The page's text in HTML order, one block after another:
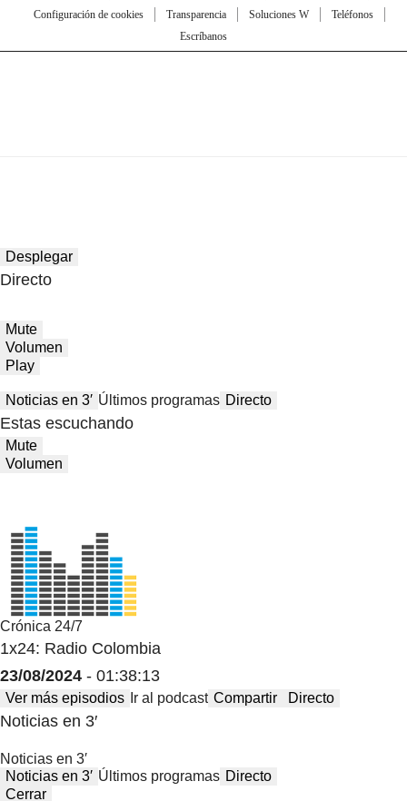
Configuración de cookies
Transparencia Soluciones W
Teléfonos
Escríbanos
Desplegar
Directo
Mute
Volumen
Play
Noticias en 3′ Últimos programas Directo
Estas escuchando
Mute
Volumen
Crónica 24/7
1x24: Radio Colombia
23/08/2024 - 01:38:13
Ver más episodios Ir al podcast Compartir Directo
Noticias en 3′
Noticias en 3′
Noticias en 3′ Últimos programas Directo
Cerrar